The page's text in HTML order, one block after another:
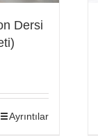
Dersi
Ayrıntılar